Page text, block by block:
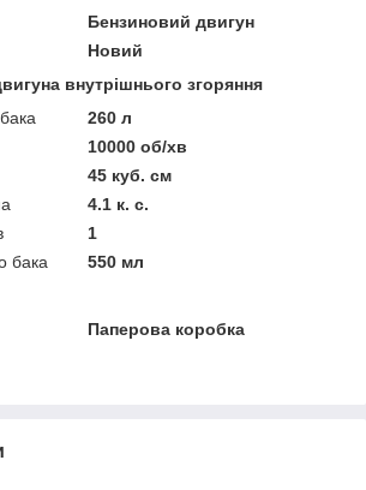
Бензиновий двигун
Новий
внутрішнього згоряння
260 л
10000 об/хв
45 куб. см
4.1 к. с.
1
бака
550 мл
Паперова коробка